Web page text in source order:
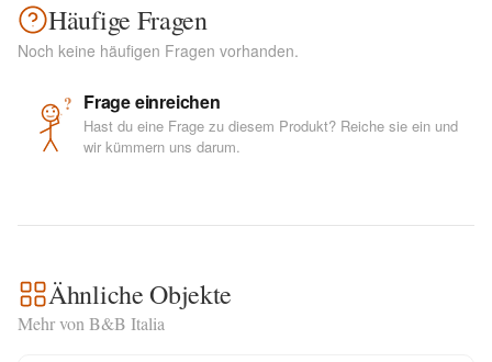
Häufige Fragen
Noch keine häufigen Fragen vorhanden.
? Frage einreichen
Hast du eine Frage zu diesem Produkt? Reiche sie ein und
wir kümmern uns darum.
Ähnliche Objekte
Mehr von B&B Italia